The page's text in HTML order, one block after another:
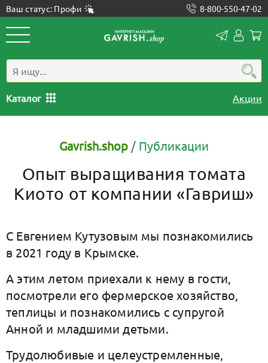
Ваш статус: Профи 8-800-550-47-02
Каталог Акции
Gavrish.shop / Публикации
Опыт выращивания томата
Киото от компании «Гавриш»
С Евгением Кутузовым мы познакомились
в 2021 году в Крымске.
А этим летом приехали к нему в гости,
посмотрели его фермерское хозяйство,
теплицы и познакомились с супругой
Анной и младшими детьми.
Трудолюбивые и целеустремленные,